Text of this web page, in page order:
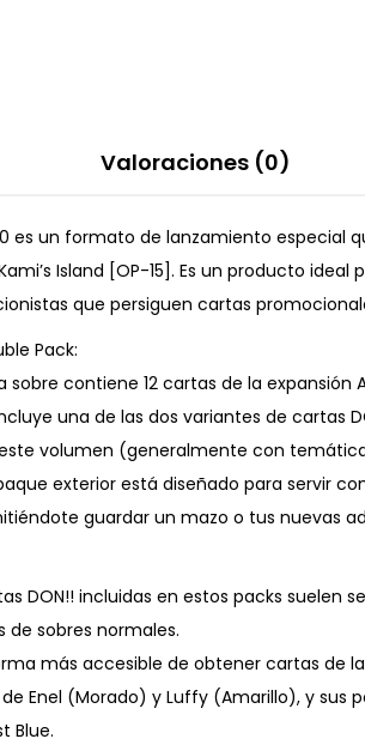
Valoraciones (0)
es un formato de lanzamiento especial
Island [OP-15]. Es un producto
que persiguen cartas
Pack:
sobre contiene 12 cartas de la expansión
una de las dos variantes de cartas
volumen (generalmente con
exterior está diseñado para servir
guardar un mazo o tus nuevas
DON!! incluidas en estos packs suelen
sobres normales.
más accesible de obtener cartas de
Enel (Morado) y Luffy (Amarillo), y sus
Blue.